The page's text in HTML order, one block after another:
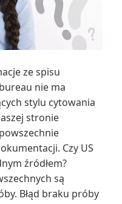
ze spisu
nie ma
stylu cytowania
stronie
Czy US
źródłem?
są
Błąd braku próby